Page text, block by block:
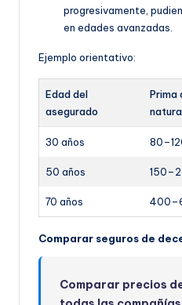
progresivamente,
en edades avanzadas.
Ejemplo orientativo:
Edad del
asegurado
Prima
30 años
50 años
70 años
Comparar seguros de
Comparar precios